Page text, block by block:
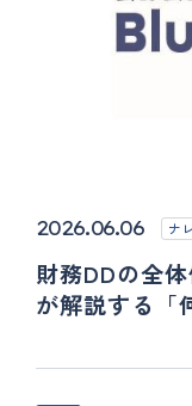
2026.06.06 ナ
財務DDの全
が解説する「